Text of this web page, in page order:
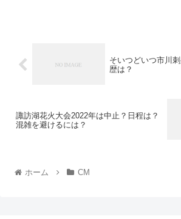
そいつどいつ市川
歴は？
諏訪湖花火大会2022年は中止？日程は？
混雑を避けるには？
ホーム CM